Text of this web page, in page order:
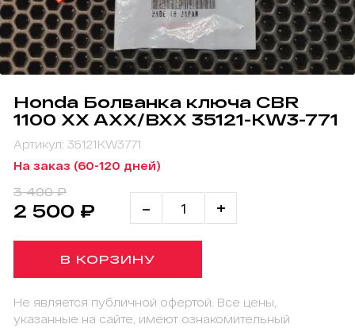
Honda Болванка ключа CBR
1100 XX AXX/BXX 35121-KW3-771
Артикул: 35121KW3771
На заказ (60-120 дней)
3 400 ₽
2 500 ₽ - +
В КОРЗИНУ
Не является публичной офертой. Все цены,
указанные на сайте, имеют ознакомительный